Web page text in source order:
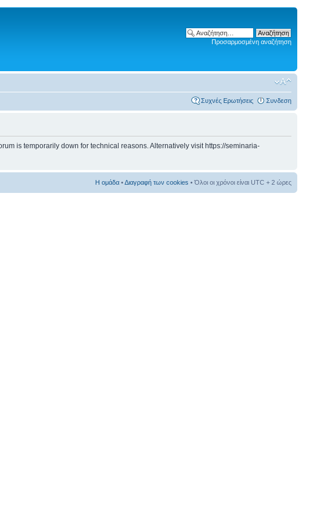
Προσαρμοσμένη αναζήτηση
Συχνές Ερωτήσεις Συνδεση
forum is temporarily down for technical reasons. Alternatively visit https://seminaria-
Η ομάδα •Διαγραφή των cookies • Όλοι οι χρόνοι είναι UTC + 2 ώρες